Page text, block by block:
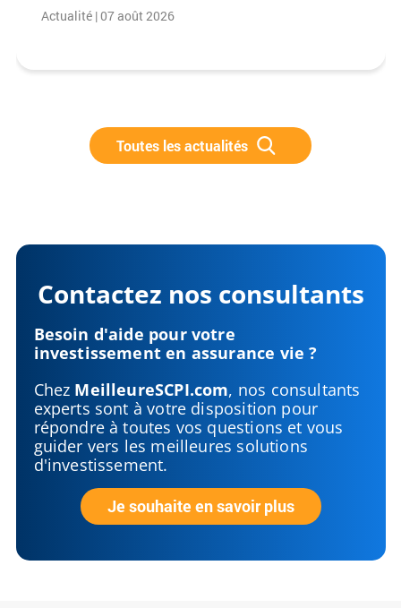
Actualité | 07 août 2026
Toutes les actualités
Contactez nos consultants
Besoin d'aide pour votre
investissement en assurance vie ?
Chez MeilleureSCPI.com, nos consultants
experts sont à votre disposition pour
répondre à toutes vos questions et vous
guider vers les meilleures solutions
d'investissement.
Je souhaite en savoir plus